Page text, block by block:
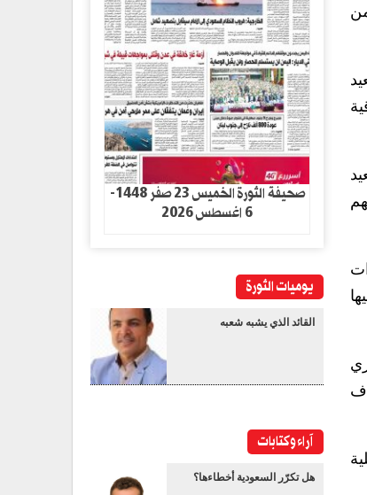
صحيفة الثورة الخميس 23 صفر 1448-
6 اغسطس 2026
يوميات الثورة
القائد الذي يشبه شعبه
آراء وكتابات
هل تكرّر السعودية أخطاءها؟